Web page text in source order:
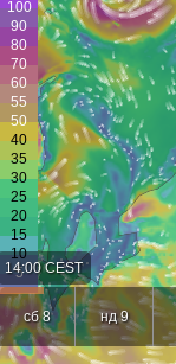
14:00 CEST
сб 8 нд 9